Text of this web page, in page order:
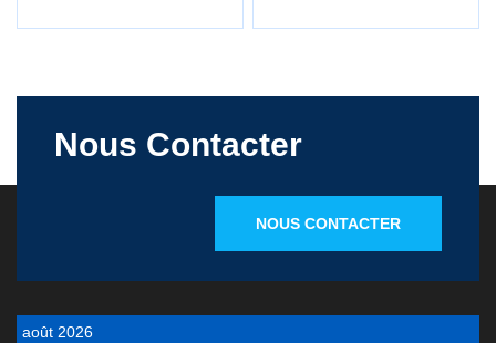
Nous Contacter
NOUS CONTACTER
août 2026